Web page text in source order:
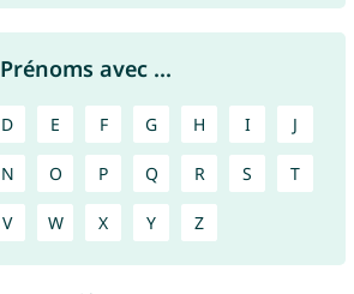
Prénoms avec ...
D E F G H I J
N O P Q R S T
V W X Y Z